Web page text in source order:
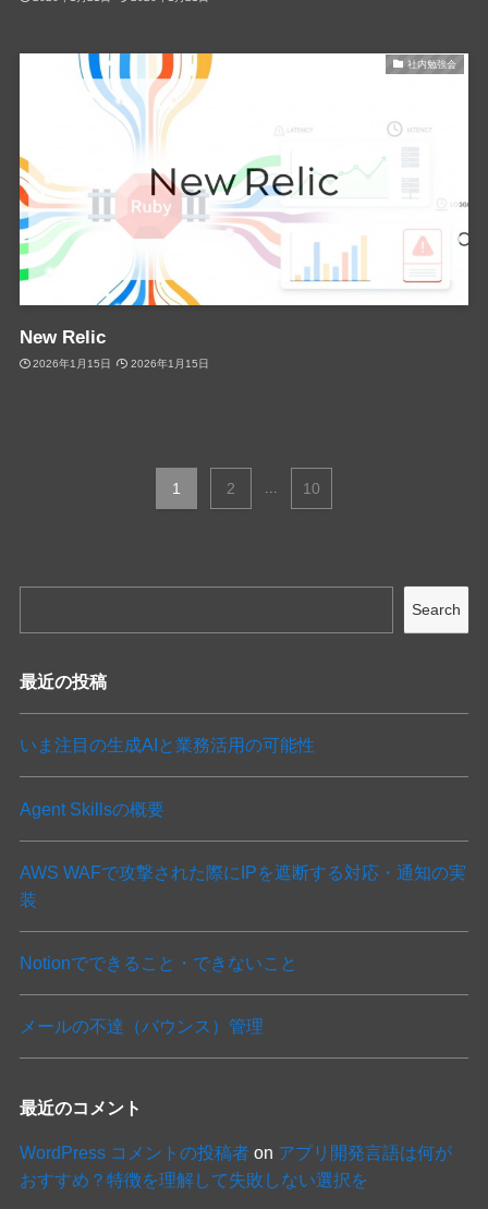
社内勉強会
New Relic
2026年1月15日 2026年1月15日
1 2 ... 10
Search
最近の投稿
いま注目の生成AIと業務活用の可能性
Agent Skillsの概要
AWS WAFで攻撃された際にIPを遮断する対応・通知の実
装
Notionでできること・できないこと
メールの不達（バウンス）管理
最近のコメント
WordPress コメントの投稿者on アプリ開発言語は何が
おすすめ？特徴を理解して失敗しない選択を